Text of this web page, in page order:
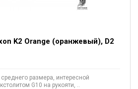
K2 Orange (оранжевый), D2
размера, интересной
G10 на рукояти, ..